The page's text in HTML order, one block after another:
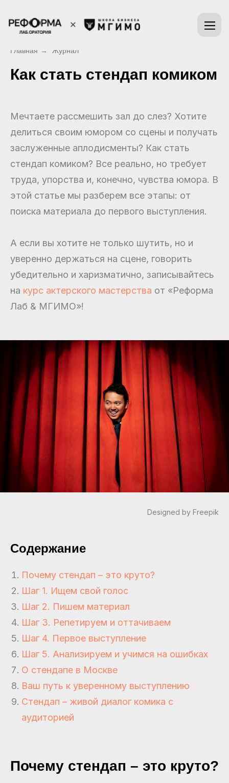
Главная → Журнал
Как стать стендап комиком
Мечтаете рассмешить зал до слез? Хотите
делиться своим юмором со сцены и получать
заслуженные аплодисменты? Как стать
стендап комиком? Все реально, но требует
труда, упорства и, конечно, чувства юмора. В
этой статье мы разберем все этапы: от
поиска материала до первого выступления.
А если вы хотите не только шутить, но и
уверенно держаться на сцене, говорить
убедительно и харизматично, записывайтесь
на курс актерского мастерства от «Реформа
Лаб & МГИМО»!
Designed by Freepik
Содержание
Почему стендап – это круто?
Шаг 1. Ищем свой голос
Шаг 2. Пишем материал
Шаг 3. Репетируем и оттачиваем
Шаг 4. Первое выступление
Шаг 5. Анализируем и учимся на ошибках
О стендапе в Москве
Ваш путь к уверенному выступлению
Стендап – живой диалог комика с
аудиторией
Почему стендап – это круто?